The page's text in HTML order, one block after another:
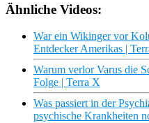
Ähnliche Videos:
War ein Wikinger vor
Entdecker Amerikas |
Warum verlor Varus die
Folge | Terra X
Was passiert in der
psychische Krankheiten